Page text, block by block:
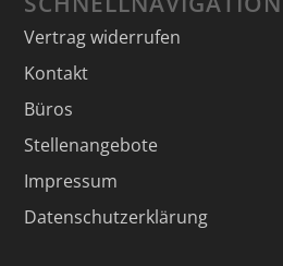
Vertrag widerrufen
Kontakt
Büros
Stellenangebote
Impressum
Datenschutzerklärung